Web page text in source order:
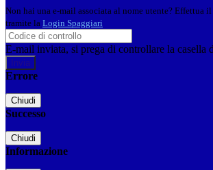
Non hai una e-mail associata al nome utente? Effettua il
tramite la Login Spaggiari
E-mail inviata, si prega di controllare la casella
Errore
Chiudi
Successo
Chiudi
Informazione